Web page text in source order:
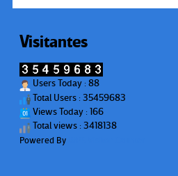
Visitantes
Users Today : 88
Total Users : 35459683
Views Today : 166
Total views : 3418138
Powered By